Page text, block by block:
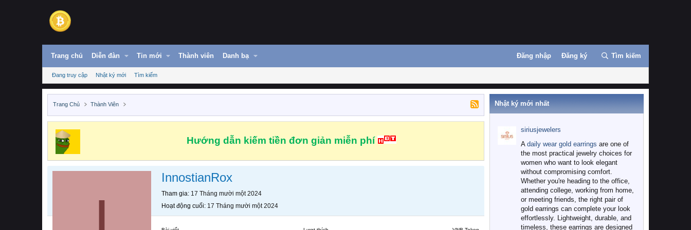
Trang chủ Diễn đàn Tin mới Thành viên Danh bạ Đăng nhập Đăng ký Tìm kiếm
Đang truy cập Nhật ký mới Tìm kiếm
Trang Chủ Thành Viên
Hướng dẫn kiếm tiền đơn giản miễn phí
InnostianRox
Tham gia 17 Tháng mười một 2024
Hoạt động cuối 17 Tháng mười một 2024
Nhật ký mới nhất
siriusjewelers
A daily wear gold earrings are one of
the most practical jewelry choices for
women who want to look elegant
without compromising comfort.
Whether you're heading to the office,
attending college, working from home,
or meeting friends, the right pair of
gold earrings can complete your look
effortlessly. Lightweight, durable, and
timeless, these earrings are designed